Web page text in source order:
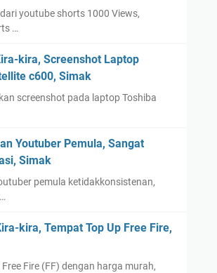
youtube shorts 1000 Views,
…
kira, Screenshot Laptop
c600, Simak
screenshot pada laptop Toshiba
Youtuber Pemula, Sangat
Simak
pemula ketidakkonsistenan,
kira, Tempat Top Up Free Fire,
Fire (FF) dengan harga murah,